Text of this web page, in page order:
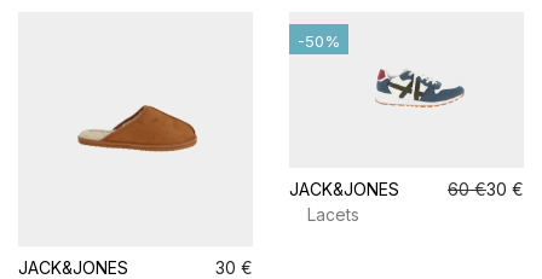
JACK&JONES
30 €
JACK&JONES 60 €30 €
Lacets
-50%